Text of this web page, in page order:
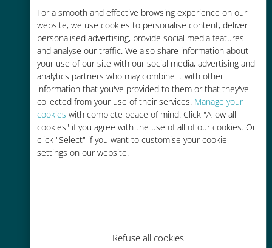
For a smooth and effective browsing experience on our
website, we use cookies to personalise content, deliver
personalised advertising, provide social media features
and analyse our traffic. We also share information about
your use of our site with our social media, advertising and
analytics partners who may combine it with other
information that you've provided to them or that they've
collected from your use of their services. Manage your
cookies with complete peace of mind. Click "Allow all
cookies" if you agree with the use of all of our cookies. Or
click "Select" if you want to customise your cookie
settings on our website.
Refuse all cookies
お客様が普段お使いのキャリアでロ
ーミングサービスを使った場合に比
べて最大で90％の節約が可能です。
かんたん追加購入
Wi-Fiやデータ残量がなくても、